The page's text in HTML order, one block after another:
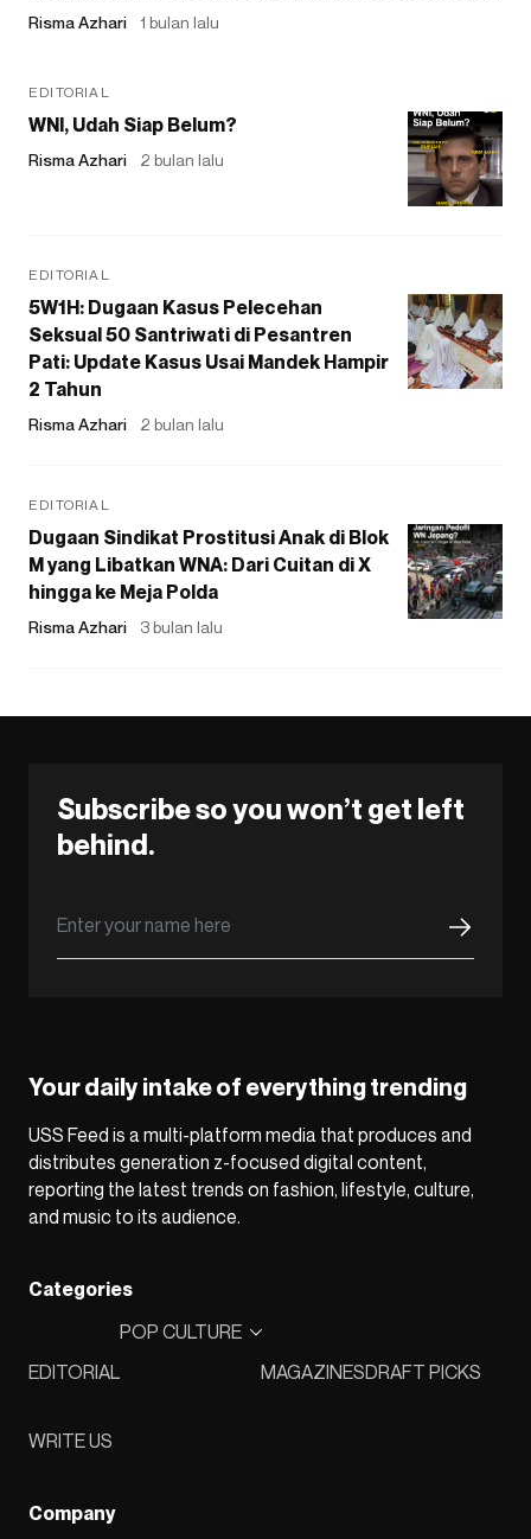
Risma Azhari 1 bulan lalu
EDITORIAL
WNI, Udah Siap Belum?
Risma Azhari 2 bulan lalu
EDITORIAL
5W1H: Dugaan Kasus Pelecehan
Seksual 50 Santriwati di Pesantren
Pati: Update Kasus Usai Mandek Hampir
2 Tahun
Risma Azhari 2 bulan lalu
EDITORIAL
Dugaan Sindikat Prostitusi Anak di Blok
M yang Libatkan WNA: Dari Cuitan di X
hingga ke Meja Polda
Risma Azhari 3 bulan lalu
Subscribe so you won’t get left
behind.
Your daily intake of everything trending
USS Feed is a multi-platform media that produces and
distributes generation z-focused digital content,
reporting the latest trends on fashion, lifestyle, culture,
and music to its audience.
Categories
EDITORIAL
POP CULTURE
MAGAZINESDRAFT PICKS
WRITE US
Company